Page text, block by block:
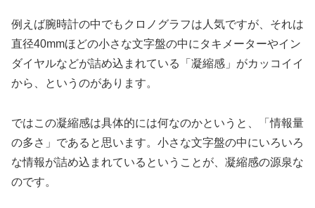
例えば腕時計の中でもクロノグラフは人気ですが、それは
直径40mmほどの小さな文字盤の中にタキメーターやイン
ダイヤルなどが詰め込まれている「凝縮感」がカッコイイ
から、というのがあります。
ではこの凝縮感は具体的には何なのかというと、「情報量
の多さ」であると思います。小さな文字盤の中にいろいろ
な情報が詰め込まれているということが、凝縮感の源泉な
のです。